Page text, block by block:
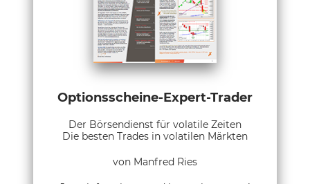
Optionsscheine-Expert-Trader
Der Börsendienst für volatile Zeiten
Die besten Trades in volatilen Märkten
von Manfred Ries